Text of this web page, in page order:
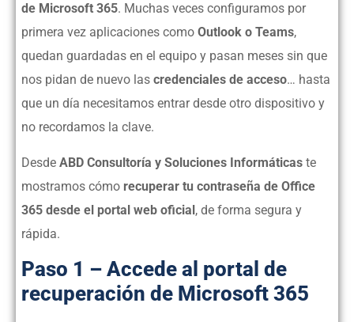
de Microsoft 365. Muchas veces configuramos por
primera vez aplicaciones como Outlook o Teams,
quedan guardadas en el equipo y pasan meses sin que
nos pidan de nuevo las credenciales de acceso… hasta
que un día necesitamos entrar desde otro dispositivo y
no recordamos la clave.
Desde ABD Consultoría y Soluciones Informáticas te
mostramos cómo recuperar tu contraseña de Office
365 desde el portal web oficial, de forma segura y
rápida.
Paso 1 – Accede al portal de
recuperación de Microsoft 365